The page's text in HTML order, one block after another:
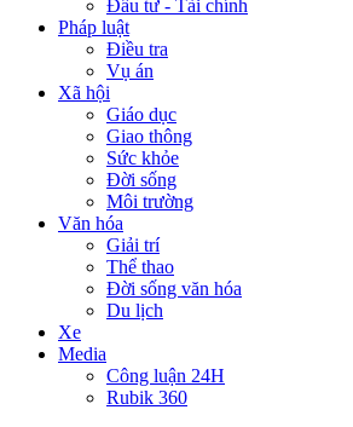
Đầu tư - Tài chính
Pháp luật
Điều tra
Vụ án
Xã hội
Giáo dục
Giao thông
Sức khỏe
Đời sống
Môi trường
Văn hóa
Giải trí
Thể thao
Đời sống văn hóa
Du lịch
Xe
Media
Công luận 24H
Rubik 360